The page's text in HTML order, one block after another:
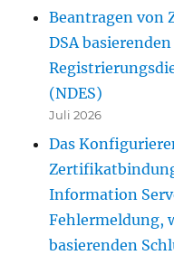
Beantragen
DSA
(NDES)
Juli 2026
Das
Information
Fehlermeldung,
basierenden